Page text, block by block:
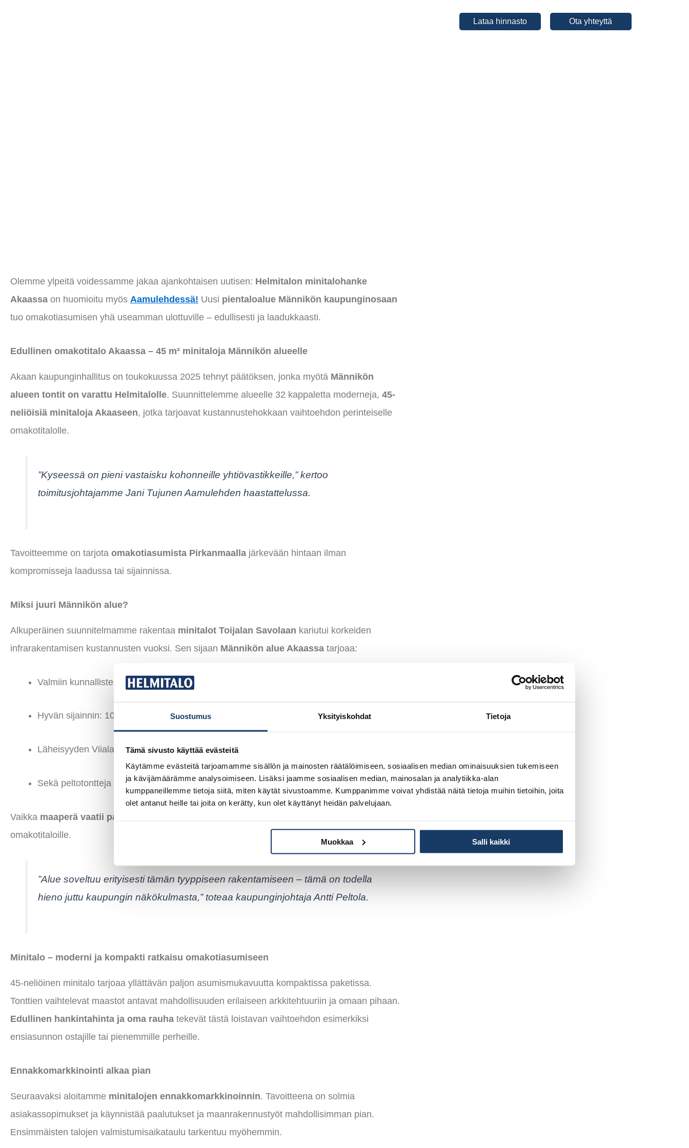
Suostumus Yksityiskohdat Tietoja
Tämä sivusto käyttää evästeitä
Käytämme evästeitä tarjoamamme sisällön ja mainosten räätälöimiseen, sosiaalisen median ominaisuuksien tukemiseen
ja kävijämäärämme analysoimiseen. Lisäksi jaamme sosiaalisen median, mainosalan ja analytiikka-alan
kumppaneillemme tietoja siitä, miten käytät sivustoamme. Kumppanimme voivat yhdistää näitä tietoja muihin tietoihin, joita
olet antanut heille tai joita on kerätty, kun olet käyttänyt heidän palvelujaan.
Muokkaa Salli kaikki
Lataa hinnasto Ota yhteyttä
Olemme ylpeitä voidessamme jakaa ajankohtaisen uutisen: Helmitalon minitalohanke
Akaassa on huomioitu myös Aamulehdessä! Uusi pientaloalue Männikön kaupunginosaan
tuo omakotiasumisen yhä useamman ulottuville – edullisesti ja laadukkaasti.
Edullinen omakotitalo Akaassa – 45 m² minitaloja Männikön alueelle
Akaan kaupunginhallitus on toukokuussa 2025 tehnyt päätöksen, jonka myötä Männikön
alueen tontit on varattu Helmitalolle. Suunnittelemme alueelle 32 kappaletta moderneja, 45-
neliöisiä minitaloja Akaaseen, jotka tarjoavat kustannustehokkaan vaihtoehdon perinteiselle
omakotitalolle.
”Kyseessä on pieni vastaisku kohonneille yhtiövastikkeille,”kertoo
toimitusjohtajamme Jani Tujunen Aamulehden haastattelussa.
Tavoitteemme on tarjota omakotiasumista Pirkanmaalla järkevään hintaan ilman
kompromisseja laadussa tai sijainnissa.
Miksi juuri Männikön alue?
Alkuperäinen suunnitelmamme rakentaa minitalot Toijalan Savolaan kariutui korkeiden
infrarakentamisen kustannusten vuoksi. Sen sijaan Männikön alue Akaassa tarjoaa:
Valmiin kunnallistekniikan
Hyvän sijainnin: 10 min ajomatka Lempäälään
Läheisyyden Viialan palveluihin ja rautatieasemalle
Sekä peltotontteja että lieviä rinnetontteja
Vaikka maaperä vaatii paalutusta
omakotitaloille.
”Alue soveltuu erityisesti tämän tyyppiseen rakentamiseen – tämä on todella
hieno juttu kaupungin näkökulmasta,”toteaa kaupunginjohtaja Antti Peltola.
Minitalo – moderni ja kompakti ratkaisu omakotiasumiseen
45-neliöinen minitalo tarjoaa yllättävän paljon asumismukavuutta kompaktissa paketissa.
Tonttien vaihtelevat maastot antavat mahdollisuuden erilaiseen arkkitehtuuriin ja omaan pihaan.
Edullinen hankintahinta ja oma rauha tekevät tästä loistavan vaihtoehdon esimerkiksi
ensiasunnon ostajille tai pienemmille perheille.
Ennakkomarkkinointi alkaa pian
Seuraavaksi aloitamme minitalojen ennakkomarkkinoinnin. Tavoitteena on solmia
asiakassopimukset ja käynnistää paalutukset ja maanrakennustyöt mahdollisimman pian.
Ensimmäisten talojen valmistumisaikataulu tarkentuu myöhemmin.